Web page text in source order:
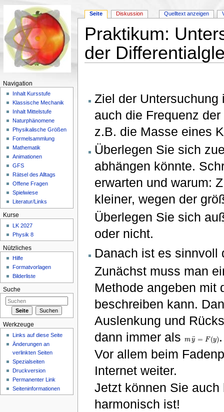
Praktikum:
der
Ziel der
auch die Frequenz
z.B. die Masse eines
Überlegen Sie sich
abhängen könnte.
erwarten und warum:
kleiner, wegen der
Überlegen Sie sich
oder nicht.
Danach ist es sinnvoll
Zunächst muss man
Methode angeben mit
beschreiben kann.
Auslenkung und
dann immer als
my
¨ = F(y)
my ¨= F(y)
.
Vor allem beim
Internet weiter.
Jetzt können Sie
harmonisch ist!
Seite Diskussion Quelltext anzeigen
Navigation
Inhalt Kursstufe
Klassische Mechanik
Inhalt Mittelstufe
Naturphänomene
Physikalische Größen
Formelsammlung
Mathematik
Animationen
GFS
Rätsel des Alltags
Offene Fragen
Spielwiese
Literatur/Links
Kurse
LK 2027
Physik 8
Nützliches
Hilfe
Formatvorlagen
Bilderliste
Suche
Werkzeuge
Links auf diese Seite
Änderungen an
verlinkten Seiten
Spezialseiten
Druckversion
Permanenter Link
Seiteninformationen